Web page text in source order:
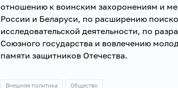
отношению к воинским захоронениям и
России и Беларуси, по расширению
исследовательской деятельности, по
Союзного государства и вовлечению
памяти защитников Отечества.
Внешняя политика Общество